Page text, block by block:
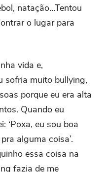
natação...Tentou
o lugar para
vida e,
sofria muito bullying,
porque eu era alta
Quando eu
‘Poxa, eu sou boa
alguma coisa’.
essa coisa na
fazia de me